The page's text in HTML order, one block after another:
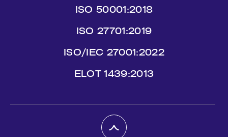
ISO 50001:2018
ISO 27701:2019
ISO/IEC 27001:2022
ΕLΟΤ 1439:2013